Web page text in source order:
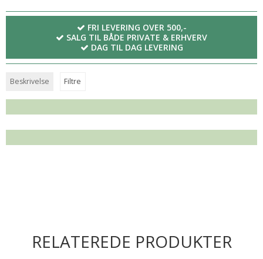
FRI LEVERING OVER 500,-
SALG TIL BÅDE PRIVATE & ERHVERV
DAG TIL DAG LEVERING
Beskrivelse Filtre
RELATEREDE PRODUKTER